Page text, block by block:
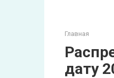
Главная
дату